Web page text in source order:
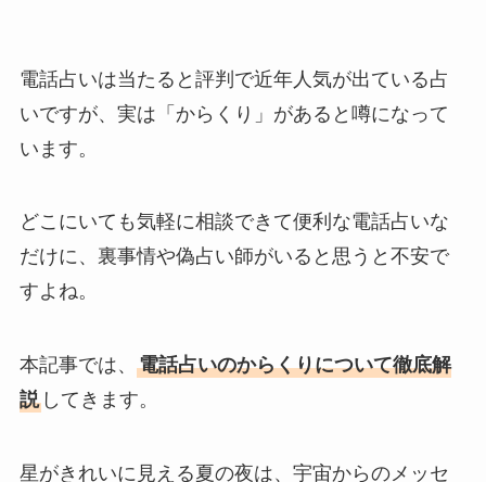
電話占いは当たると評判で近年人気が出ている占
いですが、実は「からくり」があると噂になって
います。
どこにいても気軽に相談できて便利な電話占いな
だけに、裏事情や偽占い師がいると思うと不安で
すよね。
本記事では、 電話占いのからくりについて徹底解
説してきます。
星がきれいに見える夏の夜は、宇宙からのメッセ